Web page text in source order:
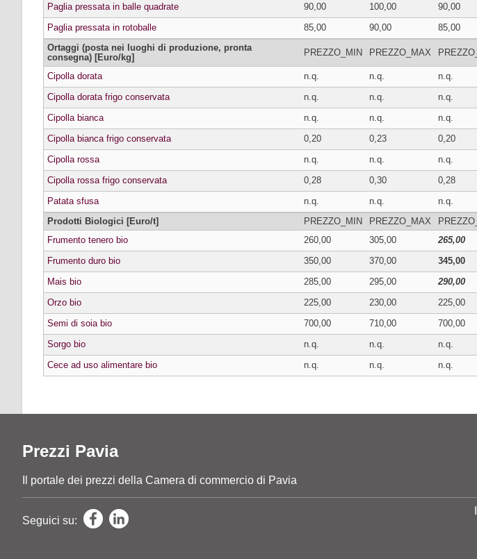
Paglia pressata in balle quadrate
90,00 100,00 90,00
Paglia pressata in rotoballe
85,00 90,00 85,00
Ortaggi (posta nei luoghi di produzione, pronta
consegna) [Euro/kg]
PREZZO_MIN PREZZO_MAX
Cipolla dorata n.q. n.q. n.q.
Cipolla dorata frigo conservata
n.q. n.q. n.q.
Cipolla bianca
n.q. n.q. n.q.
Cipolla bianca frigo conservata
0,20 0,23 0,20
Cipolla rossa
n.q. n.q. n.q.
Cipolla rossa frigo conservata
0,28 0,30 0,28
Patata sfusa
n.q. n.q. n.q.
Prodotti Biologici [Euro/t]
PREZZO_MIN PREZZO_MAX
Frumento tenero bio
260,00 305,00 265,00
Frumento duro bio
350,00 370,00 345,00
Mais bio
285,00 295,00 290,00
Orzo bio
225,00 230,00 225,00
Semi di soia bio
700,00 710,00 700,00
Sorgo bio
n.q. n.q. n.q.
Cece ad uso alimentare bio
n.q. n.q. n.q.
Prezzi Pavia
Il portale dei prezzi della Camera di commercio di Pavia
Seguici su: